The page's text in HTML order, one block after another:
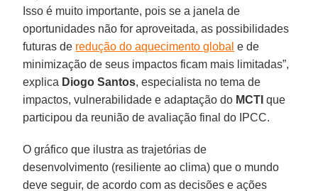
Isso é muito importante, pois se a janela de
oportunidades não for aproveitada, as possibilidades
futuras de redução do aquecimento global e de
minimização de seus impactos ficam mais limitadas”,
explica Diogo Santos, especialista no tema de
impactos, vulnerabilidade e adaptação do MCTI que
participou da reunião de avaliação final do IPCC.
O gráfico que ilustra as trajetórias de
desenvolvimento (resiliente ao clima) que o mundo
deve seguir, de acordo com as decisões e ações